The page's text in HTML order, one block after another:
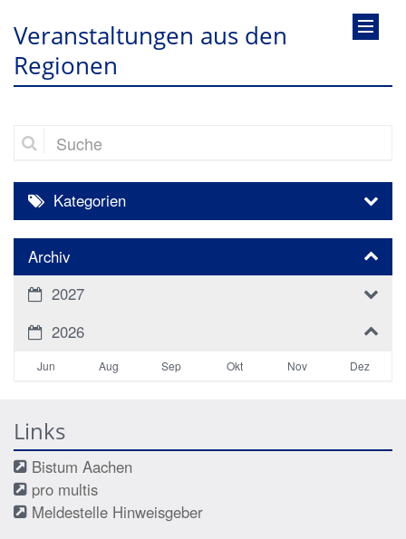
Veranstaltungen aus den
Regionen
Suche
Kategorien
Archiv
2027
2026
Jun Aug Sep Okt Nov Dez
Links
Bistum Aachen
pro multis
Meldestelle Hinweisgeber